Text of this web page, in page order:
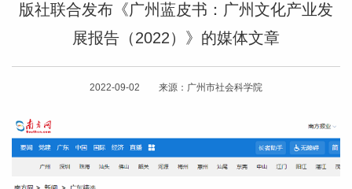
版社联合发布《广州蓝皮书：广州文化产业发
展报告（2022）》的媒体文章
2022-09-02 来源：广州市社会科学院